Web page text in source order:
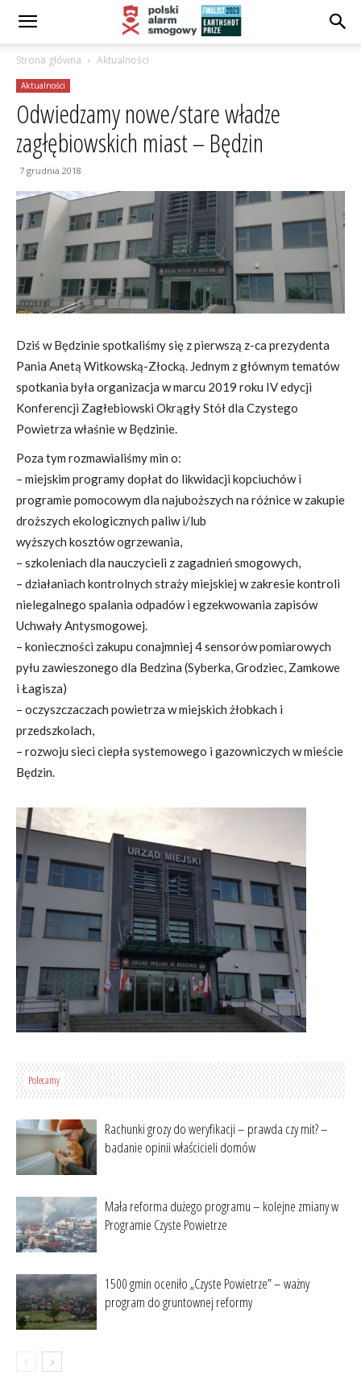
Strona główna Aktualności
Aktualności
Odwiedzamy nowe/stare władze
zagłębiowskich miast – Będzin
7 grudnia 2018
Dziś w Będzinie spotkaliśmy się z pierwszą z-ca prezydenta
Pania Anetą Witkowską-Złocką. Jednym z głównym tematów
spotkania była organizacja w marcu 2019 roku IV edycji
Konferencji Zagłebiowski Okrągły Stół dla Czystego
Powietrza właśnie w Będzinie.
Poza tym rozmawialiśmy min o:
– miejskim programy dopłat do likwidacji kopciuchów i
programie pomocowym dla najuboższych na różnice w zakupie
droższych ekologicznych paliw i/lub
wyższych kosztów ogrzewania,
– szkoleniach dla nauczycieli z zagadnień smogowych,
– działaniach kontrolnych straży miejskiej w zakresie kontroli
nielegalnego spalania odpadów i egzekwowania zapisów
Uchwały Antysmogowej.
– konieczności zakupu conajmniej 4 sensorów pomiarowych
pyłu zawieszonego dla Bedzina (Syberka, Grodziec, Zamkowe
i Łagisza)
– oczyszczaczach powietrza w miejskich żłobkach i
przedszkolach,
– rozwoju sieci ciepła systemowego i gazowniczych w mieście
Będzin.
Polecamy
Rachunki grozy do weryfikacji – prawda czy mit? –
badanie opinii właścicieli domów
Mała reforma dużego programu – kolejne zmiany w
Programie Czyste Powietrze
1500 gmin oceniło „Czyste Powietrze” – ważny
program do gruntownej reformy